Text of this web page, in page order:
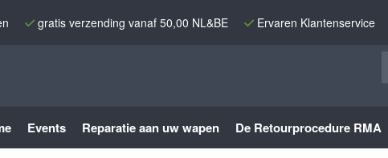
gratis verzending vanaf 50,00 NL&BE Ervaren Klantenservice
Events Reparatie aan uw wapen De Retourprocedure RMA